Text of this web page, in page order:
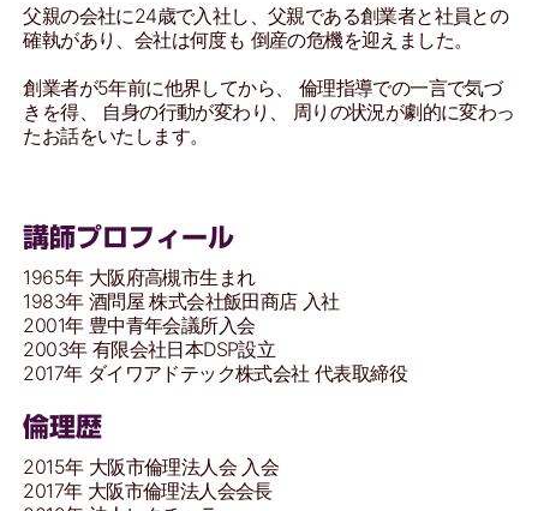
父親の会社に24歳で入社し、父親である創業者と社員との
確執があり、会社は何度も 倒産の危機を迎えました。
創業者が5年前に他界してから、 倫理指導での一言で気づ
きを得、 自身の行動が変わり、 周りの状況が劇的に変わっ
たお話をいたします。
講師プロフィール
1965年 大阪府高槻市生まれ
1983年 酒問屋 株式会社飯田商店 入社
2001年 豊中青年会議所入会
2003年 有限会社日本DSP設立
2017年 ダイワアドテック株式会社 代表取締役
倫理歴
2015年 大阪市倫理法人会 入会
2017年 大阪市倫理法人会会長